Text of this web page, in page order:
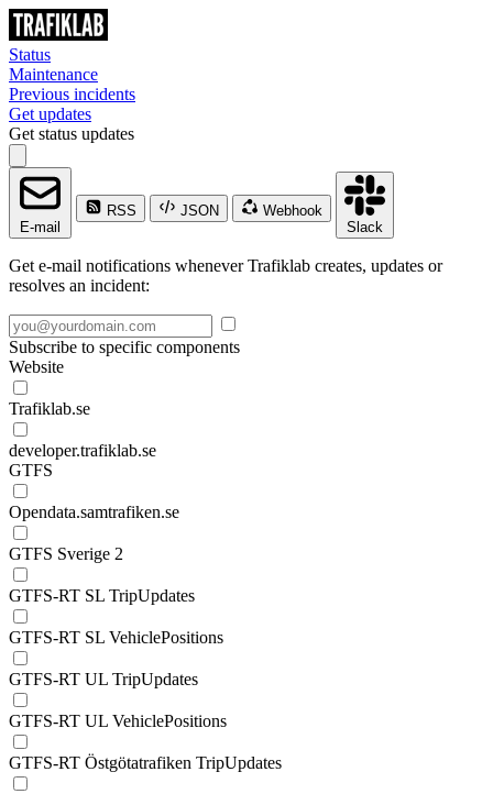
Status
Maintenance
Previous incidents
Get updates
Get status updates
E-mail
RSS JSON
Webhook
Slack
Get e-mail notifications whenever Trafiklab creates, updates or
resolves an incident:
Subscribe to specific components
Website
Trafiklab.se
developer.trafiklab.se
GTFS
Opendata.samtrafiken.se
GTFS Sverige 2
GTFS-RT SL TripUpdates
GTFS-RT SL VehiclePositions
GTFS-RT UL TripUpdates
GTFS-RT UL VehiclePositions
GTFS-RT Östgötatrafiken TripUpdates